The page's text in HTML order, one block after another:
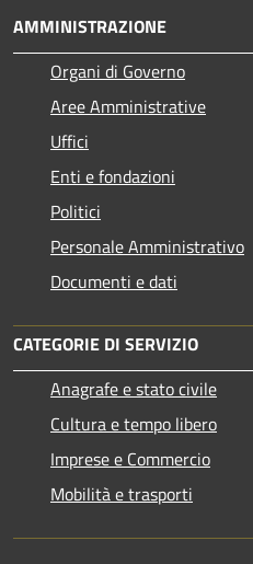
AMMINISTRAZIONE
Organi di Governo
Aree Amministrative
Uffici
Enti e fondazioni
Politici
Personale Amministrativo
Documenti e dati
CATEGORIE DI SERVIZIO
Anagrafe e stato civile
Cultura e tempo libero
Imprese e Commercio
Mobilità e trasporti